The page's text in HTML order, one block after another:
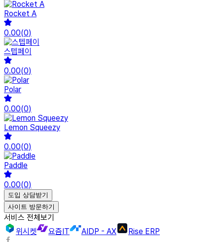
Rocket A
0.00(0)
스텝페이
0.00(0)
Polar
0.00(0)
Lemon Squeezy
0.00(0)
Paddle
0.00(0)
도입 상담받기
사이트 방문하기
서비스 전체보기
위시켓
요즘IT AIDP - AX Rise ERP